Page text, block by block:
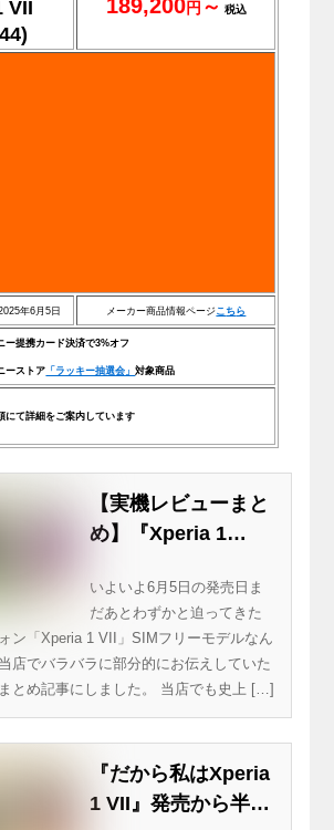
VII
189,200円 ～ 税込
年6月5日 メーカー商品情報ページこちら
ー提携カード決済で3%オフ
ーストア 「ラッキー抽選会」対象商品
にて詳細をご案内しています
【実機レビューまと
め】『Xperia 1
介！「ウルトラ
HDR」も「AIカメラ
ワーク」も魅力の買
い換え時モデル
いよいよ6月5日の発売日ま
だあとわずかと迫ってきた
ン「Xperia 1 VII」SIMフリーモデルなん
店でバラバラに部分的にお伝えしていた
とめ記事にしました。 当店でも史上 […]
『だから私はXperia
1 VII』発売から半年